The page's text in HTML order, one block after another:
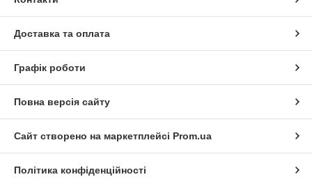
Доставка та оплата
Графік роботи
Повна версія сайту
Сайт створено на маркетплейсі Prom.ua
Політика конфіденційності